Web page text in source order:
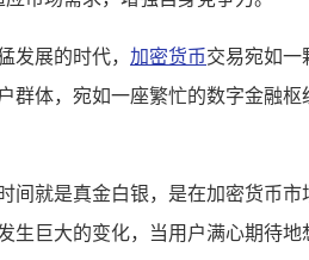
发展的时代， 加密货币交易宛如一
群体，宛如一座繁忙的数字金融
间就是真金白银，是在加密货币
生巨大的变化，当用户满心期待